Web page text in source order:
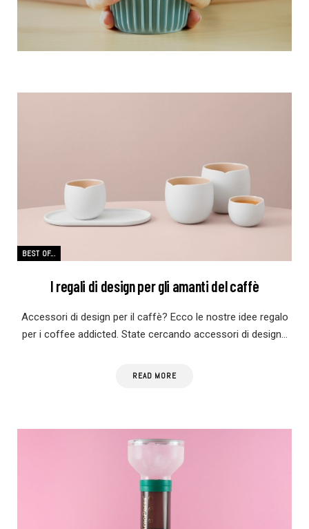
BEST OF...
I regali di design per gli amanti del caffè
Accessori di design per il caffè? Ecco le nostre idee regalo
per i coffee addicted. State cercando accessori di design…
READ MORE